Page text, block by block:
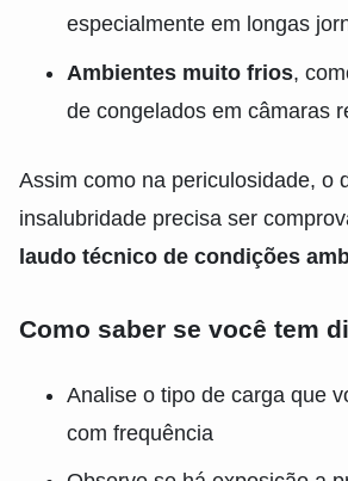
especialmente em longas
Ambientes muito frios,
de congelados em câmaras
Assim como na periculosidade, o
insalubridade precisa ser
laudo técnico de condições
Como saber se você tem
Analise o tipo de carga que
com frequência